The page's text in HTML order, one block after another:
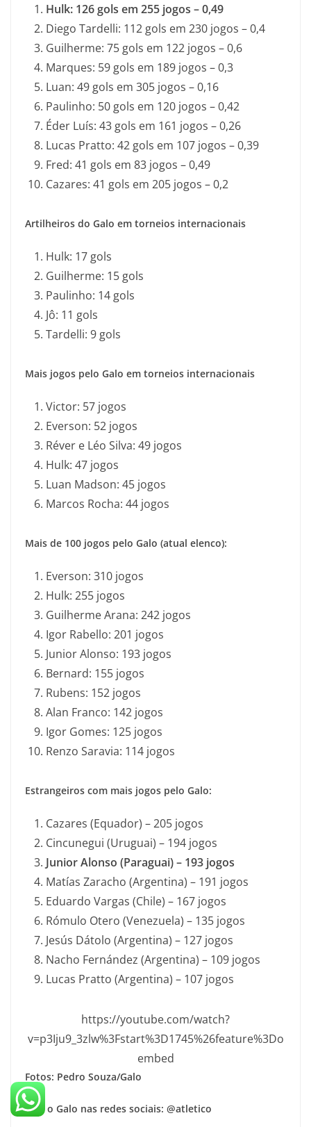
Hulk: 126 gols em 255 jogos – 0,49
Diego Tardelli: 112 gols em 230 jogos – 0,4
Guilherme: 75 gols em 122 jogos – 0,6
Marques: 59 gols em 189 jogos – 0,3
Luan: 49 gols em 305 jogos – 0,16
Paulinho: 50 gols em 120 jogos – 0,42
Éder Luís: 43 gols em 161 jogos – 0,26
Lucas Pratto: 42 gols em 107 jogos – 0,39
Fred: 41 gols em 83 jogos – 0,49
Cazares: 41 gols em 205 jogos – 0,2
Artilheiros do Galo em torneios internacionais
Hulk: 17 gols
Guilherme: 15 gols
Paulinho: 14 gols
Jô: 11 gols
Tardelli: 9 gols
Mais jogos pelo Galo em torneios internacionais
Victor: 57 jogos
Everson: 52 jogos
Réver e Léo Silva: 49 jogos
Hulk: 47 jogos
Luan Madson: 45 jogos
Marcos Rocha: 44 jogos
Mais de 100 jogos pelo Galo (atual elenco):
Everson: 310 jogos
Hulk: 255 jogos
Guilherme Arana: 242 jogos
Igor Rabello: 201 jogos
Junior Alonso: 193 jogos
Bernard: 155 jogos
Rubens: 152 jogos
Alan Franco: 142 jogos
Igor Gomes: 125 jogos
Renzo Saravia: 114 jogos
Estrangeiros com mais jogos pelo Galo:
Cazares (Equador) – 205 jogos
Cincunegui (Uruguai) – 194 jogos
Junior Alonso (Paraguai) – 193 jogos
Matías Zaracho (Argentina) – 191 jogos
Eduardo Vargas (Chile) – 167 jogos
Rómulo Otero (Venezuela) – 135 jogos
Jesús Dátolo (Argentina) – 127 jogos
Nacho Fernández (Argentina) – 109 jogos
Lucas Pratto (Argentina) – 107 jogos
https://youtube.com/watch?
v=p3Iju9_3zlw%3Fstart%3D1745%26feature%3Do
embed
Fotos: Pedro Souza/Galo
Siga o Galo nas redes sociais: @atletico